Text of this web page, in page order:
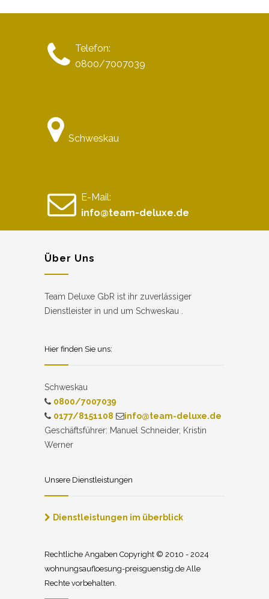
Telefon:
0800/7007039
Schweskau
E-Mail:
info@team-deluxe.de
Über Uns
Team Deluxe GbR ist ihr zuverlässiger
Dienstleister in und um Schweskau .
Hier finden Sie uns:
Schweskau
0800/7007039
0177/8151108
info@team-deluxe.de
Geschäftsführer: Manuel Schneider, Kristin
Werner
Unsere Dienstleistungen
Dienstleistungen im überblick
Rechtliche Angaben Copyright © 2010 - 2024
wohnungsaufloesung-preisguenstig.de Alle
Rechte vorbehalten.